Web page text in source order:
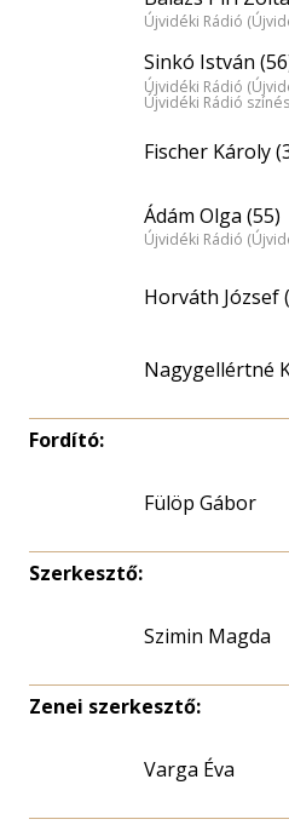
Újvidéki Rádió
Sinkó István
Újvidéki Rádió
Újvidéki Rádió
Fischer Károly
Ádám Olga (55)
Újvidéki Rádió
Horváth József
Nagygellértné
Fordító:
Fülöp Gábor
Szerkesztő:
Szimin Magda
Zenei szerkesztő:
Varga Éva